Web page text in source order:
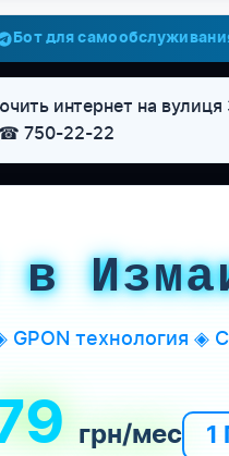
Бот для
интернет на вулиця
☎ 750-22-22
в
GPON технология ◈
грн/мес 1